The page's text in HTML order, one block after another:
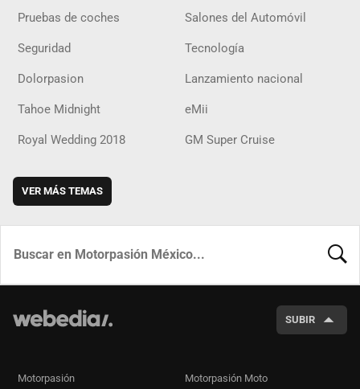
Pruebas de coches Salones del Automóvil
Seguridad Tecnología
Dolorpasion Lanzamiento nacional
Tahoe Midnight eMii
Royal Wedding 2018 GM Super Cruise
VER MÁS TEMAS
SUBIR
Motorpasión Motorpasión Moto